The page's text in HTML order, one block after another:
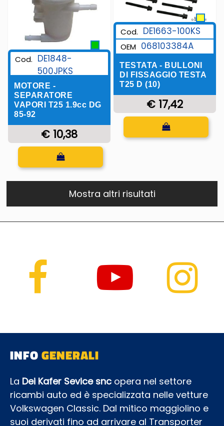
Cod. DE1848-
500JPKS
MOTORE -
SEPARATORE
VAPORI T25 1.9cc DG
85-92
€ 10,38
Quantità
Cod. DE1663-100KS
OEM 068103384A
TESTATA - BULLONI
DI FISSAGGIO TESTA
T25 D (10)
€ 17,42
Quantità
Mostra altri risultati
INFOGENERALI
La Dei Kafer Sevice snc opera nel settore
ricambi auto ed è specializzata nelle vetture
Volkswagen Classic. Dal mitico maggiolino e
suoi derivati fino ad arrivare al Transporter